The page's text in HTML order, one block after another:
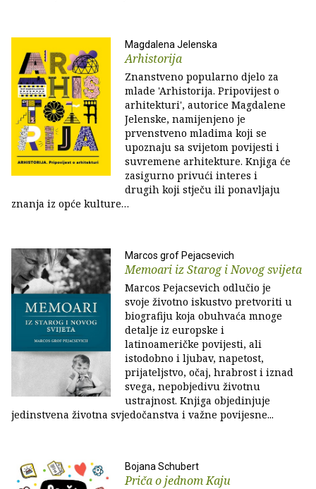
Magdalena Jelenska
Arhistorija
Znanstveno popularno djelo za
mlade 'Arhistorija. Pripovijest o
arhitekturi', autorice Magdalene
Jelenske, namijenjeno je
prvenstveno mladima koji se
upoznaju sa svijetom povijesti i
suvremene arhitekture. Knjiga će
zasigurno privući interes i
drugih koji stječu ili ponavljaju
znanja iz opće kulture…
Marcos grof Pejacsevich
Memoari iz Starog i Novog svijeta
Marcos Pejacsevich odlučio je
svoje životno iskustvo pretvoriti u
biografiju koja obuhvaća mnoge
detalje iz europske i
latinoameričke povijesti, ali
istodobno i ljubav, napetost,
prijateljstvo, očaj, hrabrost i iznad
svega, nepobjedivu životnu
ustrajnost. Knjiga objedinjuje
jedinstvena životna svjedočanstva i važne povijesne...
Bojana Schubert
Priča o jednom Kaju